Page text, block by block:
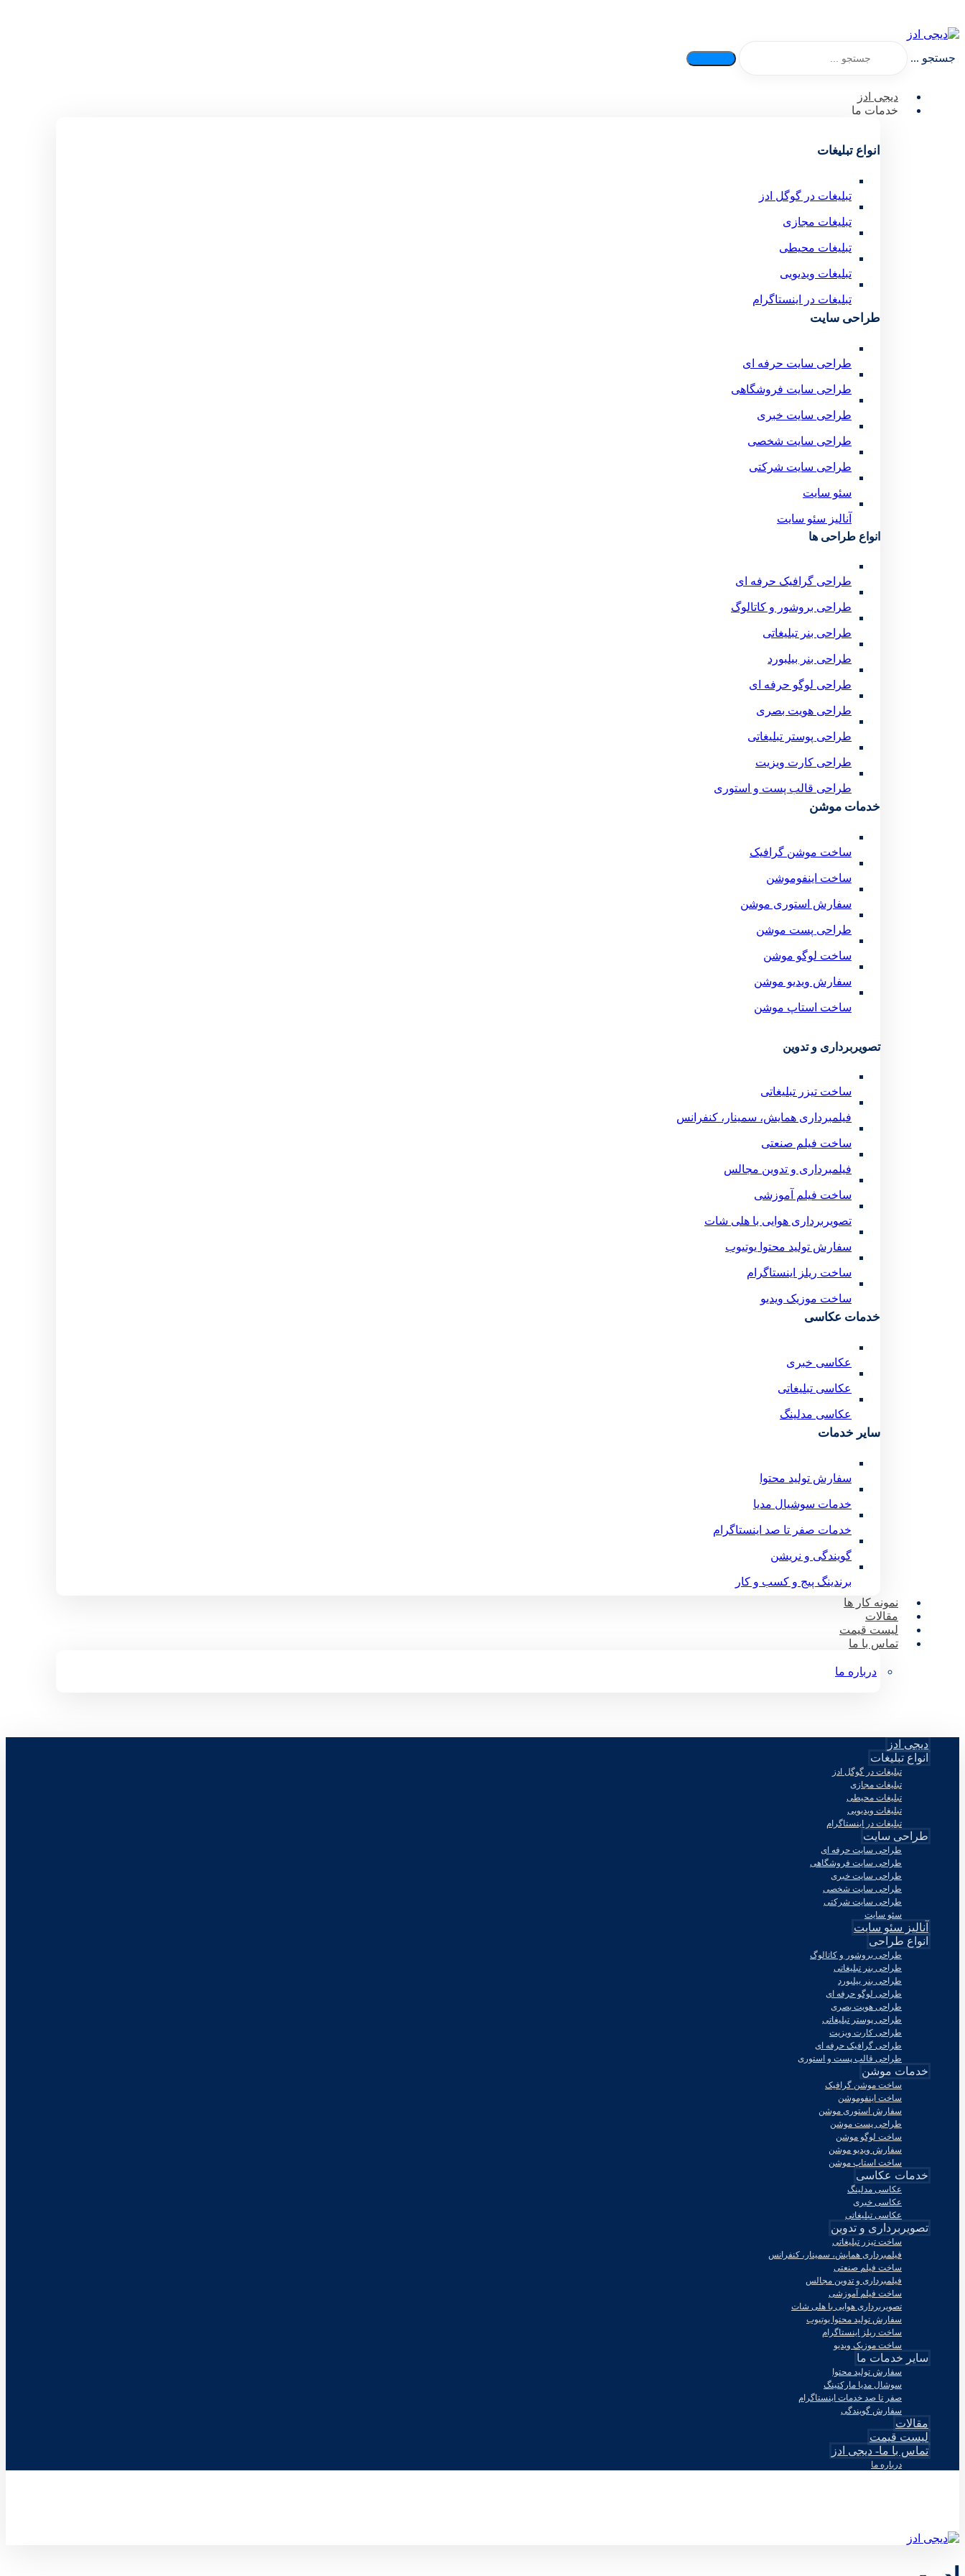
جستجو ...
دیجی ادز
خدمات ما
انواع تبلیغات
تبلیغات در گوگل ادز
تبلیغات مجازی
تبلیغات محیطی
تبلیغات ویدیویی
تبلیغات در اینستاگرام
طراحی سایت
طراحی سایت حرفه ای
طراحی سایت فروشگاهی
طراحی سایت خبری
طراحی سایت شخصی
طراحی سایت شرکتی
سئو سایت
آنالیز سئو سایت
انواع طراحی ها
طراحی گرافیک حرفه ای
طراحی بروشور و کاتالوگ
طراحی بنر تبلیغاتی
طراحی بنر بیلبورد
طراحی لوگو حرفه ای
طراحی هویت بصری
طراحی پوستر تبلیغاتی
طراحی کارت ویزیت
طراحی قالب پست و استوری
خدمات موشن
ساخت موشن گرافیک
ساخت اینفوموشن
سفارش استوری موشن
طراحی پست موشن
ساخت لوگو موشن
سفارش ویدیو موشن
ساخت استاپ موشن
تصویربرداری و تدوین
ساخت تیزر تبلیغاتی
فیلمبرداری همایش، سمینار، کنفرانس
ساخت فیلم صنعتی
فیلمبرداری و تدوین مجالس
ساخت فیلم آموزشی
تصویربرداری هوایی با هلی شات
سفارش تولید محتوا یوتیوب
ساخت ریلز اینستاگرام
ساخت موزیک ویدیو
خدمات عکاسی
عکاسی خبری
عکاسی تبلیغاتی
عکاسی مدلینگ
سایر خدمات
سفارش تولید محتوا
خدمات سوشیال مدیا
خدمات صفر تا صد اینستاگرام
گویندگی و نریشن
برندینگ پیج و کسب و کار
نمونه کار ها
مقالات
لیست قیمت
تماس با ما
درباره ما
دیجی ادز
انواع تبلیغات
تبلیغات در گوگل ادز
تبلیغات مجازی
تبلیغات محیطی
تبلیغات ویدیویی
تبلیغات در اینستاگرام
طراحی سایت
طراحی سایت حرفه ای
طراحی سایت فروشگاهی
طراحی سایت خبری
طراحی سایت شخصی
طراحی سایت شرکتی
سئو سایت
آنالیز سئو سایت
انواع طراحی
طراحی بروشور و کاتالوگ
طراحی بنر تبلیغاتی
طراحی بنر بیلبورد
طراحی لوگو حرفه ای
طراحی هویت بصری
طراحی پوستر تبلیغاتی
طراحی کارت ویزیت
طراحی گرافیک حرفه ای
طراحی قالب پست و استوری
خدمات موشن
ساخت موشن گرافیک
ساخت اینفوموشن
سفارش استوری موشن
طراحی پست موشن
ساخت لوگو موشن
سفارش ویدیو موشن
ساخت استاپ موشن
خدمات عکاسی
عکاسی مدلینگ
عکاسی خبری
عکاسی تبلیغاتی
تصویربرداری و تدوین
ساخت تیزر تبلیغاتی
فیلمبرداری همایش، سمینار، کنفرانس
ساخت فیلم صنعتی
فیلمبرداری و تدوین مجالس
ساخت فیلم آموزشی
تصویربرداری هوایی با هلی شات
سفارش تولید محتوا یوتیوب
ساخت ریلز اینستاگرام
ساخت موزیک ویدیو
سایر خدمات ما
سفارش تولید محتوا
سوشال مدیا مارکتینگ
صفر تا صد خدمات اینستاگرام
سفارش گویندگی
مقالات
لیست قیمت
تماس با ما- دیجی ادز
درباره ما